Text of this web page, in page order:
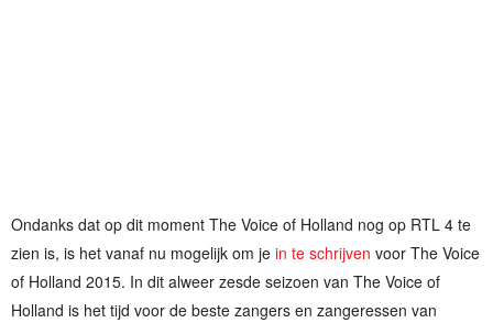
Ondanks dat op dit moment The Voice of Holland nog op RTL 4 te
zien is, is het vanaf nu mogelijk om je in te schrijven voor The Voice
of Holland 2015. In dit alweer zesde seizoen van The Voice of
Holland is het tijd voor de beste zangers en zangeressen van